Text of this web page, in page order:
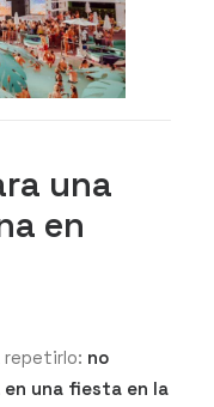
una
en
repetirlo: no
una fiesta en la